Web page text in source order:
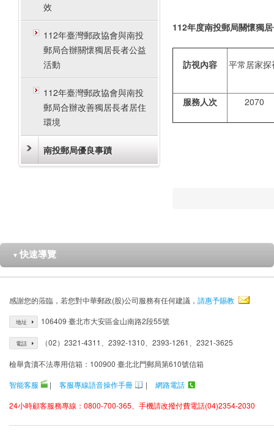
效
112年臺灣郵政協會與南投
郵局合辦關懷獨居長者公益
活動
112年臺灣郵政協會與南投
郵局合辦改善獨居長者居住
環境
南投郵局優良事蹟
112年度南投郵局關懷獨
訪視內容 平常居家探
服務人次 2070
▼ 快速導覽
感謝您的蒞臨，若您對中華郵政(股)公司服務有任何建議， 請惠予賜教
地址 106409 臺北市大安區金山南路2段55號
電話 （02）2321-4311、2392-1310、2393-1261、2321-3625
檢舉貪瀆不法專用信箱：100900 臺北北門郵局第610號信箱
智能客服
| 客服專線語音操作手冊 |
網路電話
24小時顧客服務專線：0800-700-365、手機請改撥付費電話(04)2354-2030